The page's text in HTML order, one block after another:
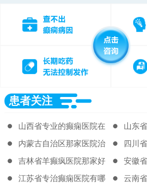
患者关注
山西省专业的癫痫医院在
哪
山东
内蒙古自治区那家医院治
疗癫痫很好
四川
的医院
吉林省羊癫疯医院那家好 安徽
江苏省专治癫痫医院有哪 云南